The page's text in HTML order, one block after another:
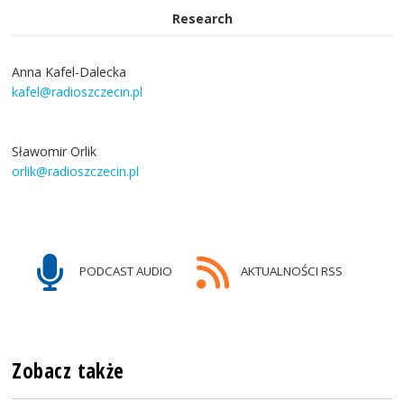
Research
Anna Kafel-Dalecka
kafel@radioszczecin.pl
Sławomir Orlik
orlik@radioszczecin.pl
PODCAST AUDIO AKTUALNOŚCI RSS
Zobacz także